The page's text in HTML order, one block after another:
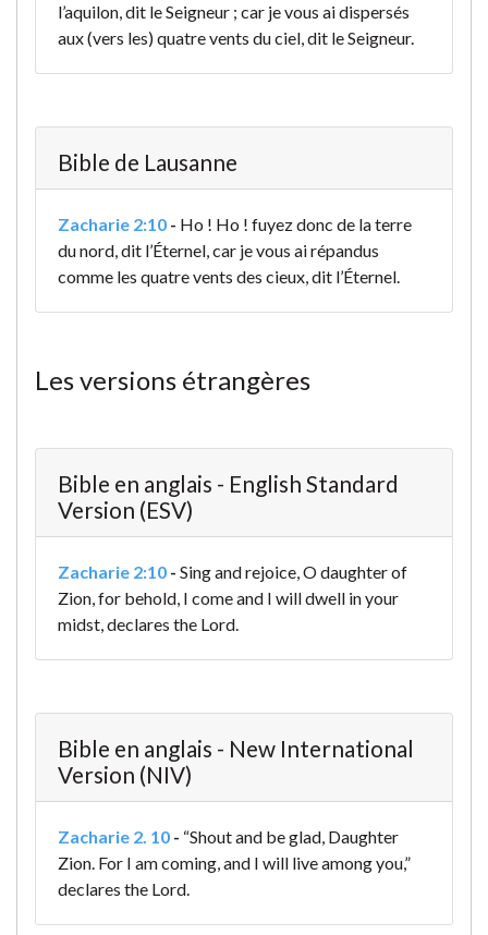
l’aquilon, dit le Seigneur ; car je vous ai dispersés
aux (vers les) quatre vents du ciel, dit le Seigneur.
Bible de Lausanne
Zacharie 2:10 - Ho ! Ho ! fuyez donc de la terre
du nord, dit l’Éternel, car je vous ai répandus
comme les quatre vents des cieux, dit l’Éternel.
Les versions étrangères
Bible en anglais - English Standard
Version (ESV)
Zacharie 2:10 - Sing and rejoice, O daughter of
Zion, for behold, I come and I will dwell in your
midst, declares the Lord.
Bible en anglais - New International
Version (NIV)
Zacharie 2. 10 - “Shout and be glad, Daughter
Zion. For I am coming, and I will live among you,”
declares the Lord.